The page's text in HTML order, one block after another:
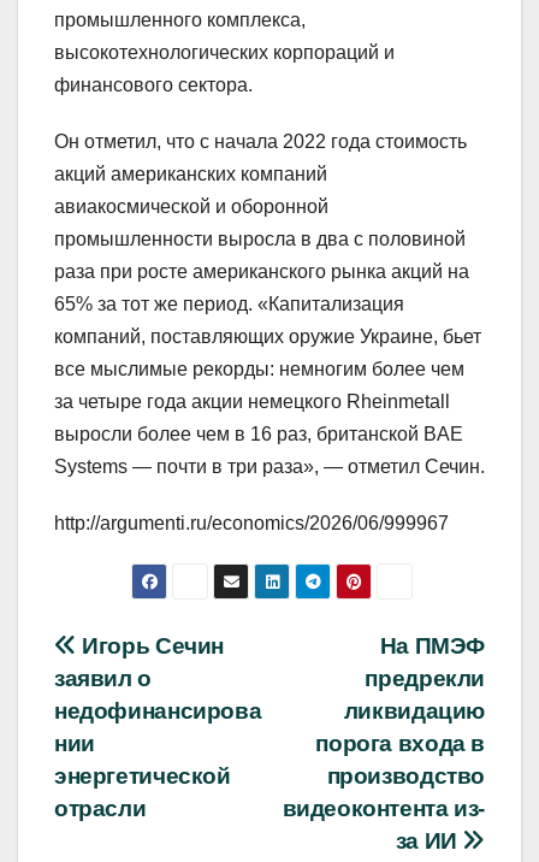
промышленного комплекса,
высокотехнологических корпораций и
финансового сектора.
Он отметил, что с начала 2022 года стоимость
акций американских компаний
авиакосмической и оборонной
промышленности выросла в два с половиной
раза при росте американского рынка акций на
65% за тот же период. «Капитализация
компаний, поставляющих оружие Украине, бьет
все мыслимые рекорды: немногим более чем
за четыре года акции немецкого Rheinmetall
выросли более чем в 16 раз, британской BAE
Systems — почти в три раза», — отметил Сечин.
http://argumenti.ru/economics/2026/06/999967
Навигация
по
записям
На ПМЭФ
предрекли
ликвидацию
порога входа в
производство
видеоконтента из-
за ИИ
Игорь Сечин
заявил о
недофинансирова
нии
энергетической
отрасли